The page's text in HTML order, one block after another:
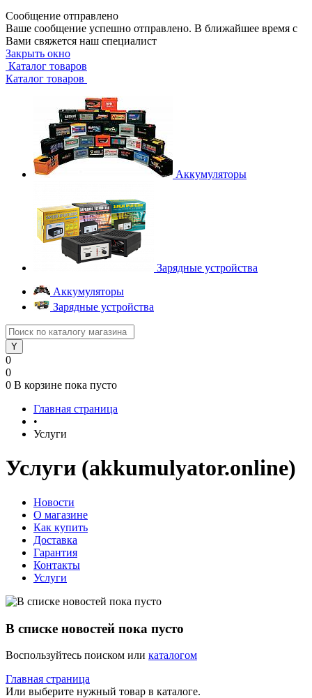
Сообщение отправлено
Ваше сообщение успешно отправлено. В ближайшее время с
Вами свяжется наш специалист
Закрыть окно
Каталог товаров
Каталог товаров
Аккумуляторы
Зарядные устройства
Аккумуляторы
Зарядные устройства
0
0
0 В корзине пока пусто
Главная страница
•
Услуги
Услуги (akkumulyator.online)
Новости
О магазине
Как купить
Доставка
Гарантия
Контакты
Услуги
В списке новостей пока пусто
Воспользуйтесь поиском или каталогом
Главная страница
Или выберите нужный товар в каталоге.